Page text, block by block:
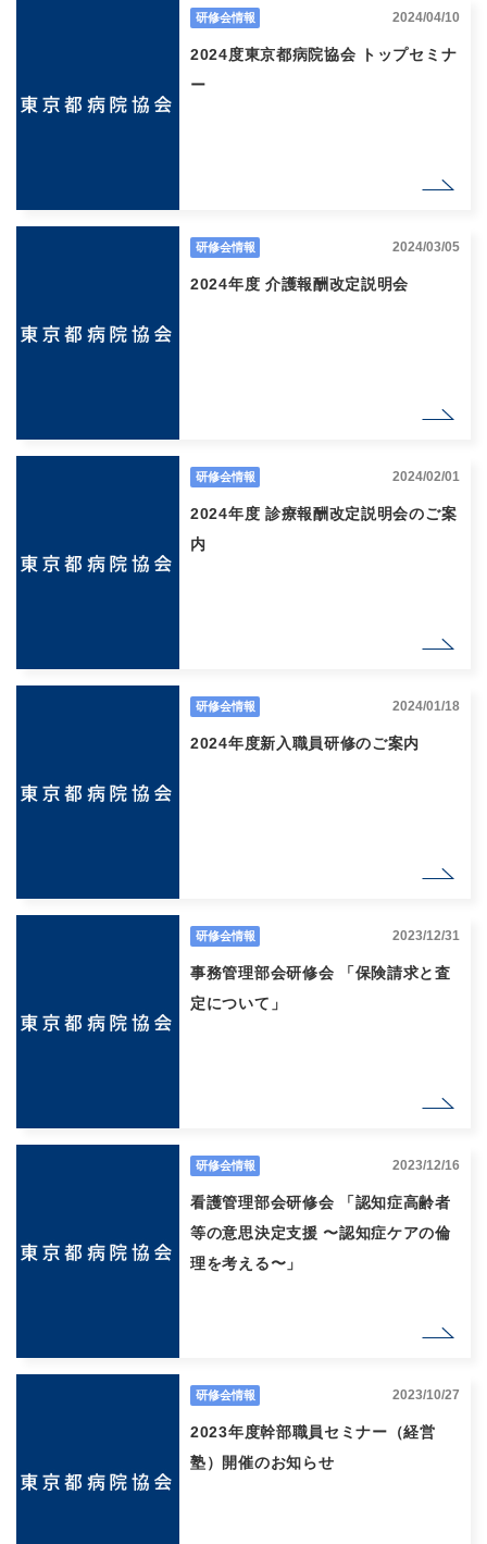
研修会情報 2024/04/10
2024度東京都病院協会 トップセミナ
ー
研修会情報 2024/03/05
2024年度 介護報酬改定説明会
研修会情報 2024/02/01
2024年度 診療報酬改定説明会のご案
内
研修会情報 2024/01/18
2024年度新入職員研修のご案内
研修会情報 2023/12/31
事務管理部会研修会 「保険請求と査
定について」
研修会情報 2023/12/16
看護管理部会研修会 「認知症高齢者
等の意思決定支援 〜認知症ケアの倫
理を考える〜」
研修会情報 2023/10/27
2023年度幹部職員セミナー（経営
塾）開催のお知らせ